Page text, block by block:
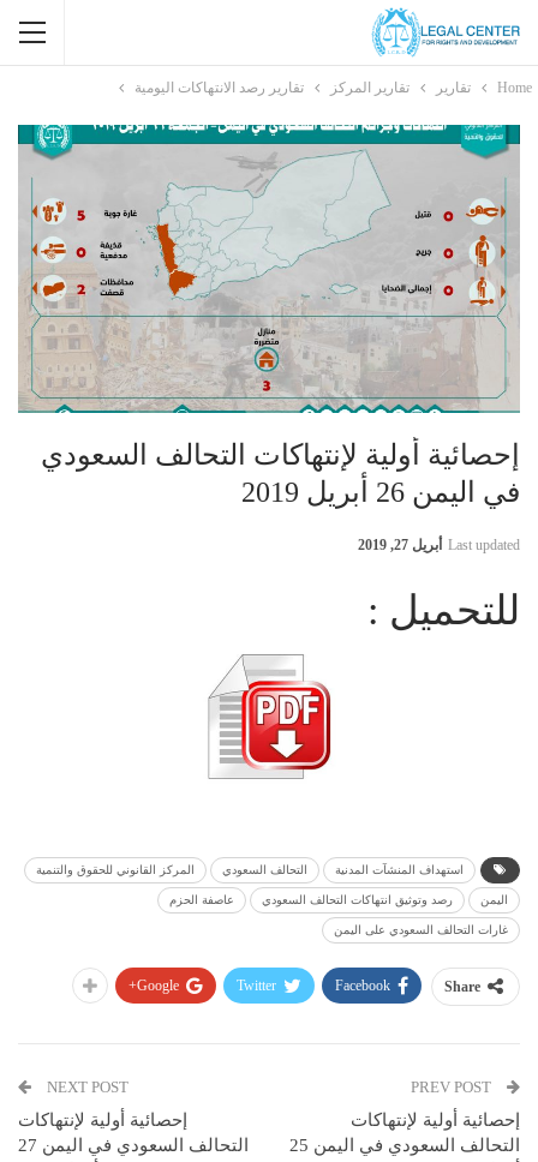
Home تقارير تقارير المركز تقارير رصد الانتهاكات اليومية
إحصائية أولية لإنتهاكات التحالف السعودي
في اليمن 26 أبريل 2019
Last updated أبريل 27, 2019
للتحميل :
استهداف المنشآت المدنية التحالف السعودي المركز القانوني للحقوق والتنمية
اليمن رصد وتوثيق انتهاكات التحالف السعودي عاصفة الحزم
غارات التحالف السعودي على اليمن
Share
Facebook
Twitter
Google+
إحصائية أولية لإنتهاكات
التحالف السعودي في اليمن 25
NEXT POST
إحصائية أولية لإنتهاكات
التحالف السعودي في اليمن 27